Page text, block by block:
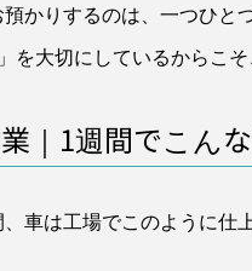
かりするのは、一つひ
を大切にしているからこ
｜1週間でこん
車は工場でこのように仕